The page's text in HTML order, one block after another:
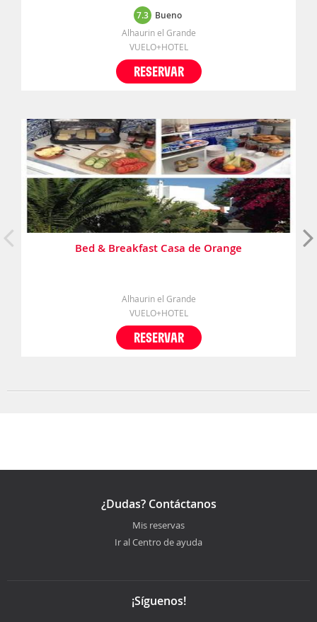
7.3 Bueno
Alhaurin el Grande
VUELO+HOTEL
RESERVAR
Bed & Breakfast Casa de Orange
Alhaurin el Grande
VUELO+HOTEL
RESERVAR
¿Dudas? Contáctanos
Mis reservas
Ir al Centro de ayuda
¡Síguenos!